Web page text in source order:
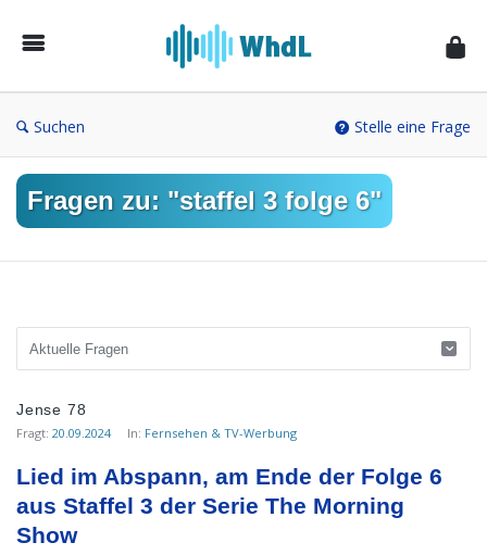
von
Suchen Stelle eine Frage
Fragen zu: "staffel 3 folge 6"
Musikforum
von
WieheisstdasLied.de
Neueste
Fragen
Jense 78
Fragt: 20.09.2024 In: Fernsehen & TV-Werbung
Lied im Abspann, am Ende der Folge 6
aus Staffel 3 der Serie The Morning
Show